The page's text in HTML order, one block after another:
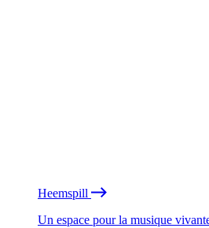
Heemspill
Un espace pour la musique